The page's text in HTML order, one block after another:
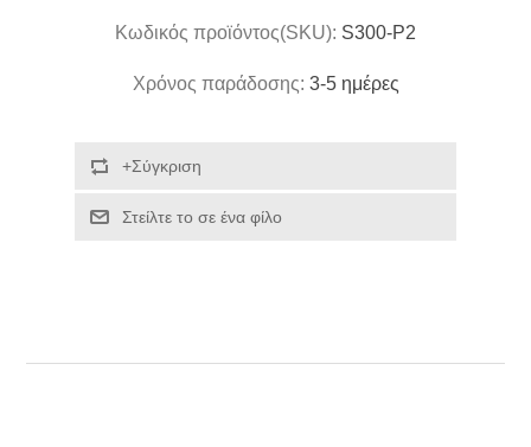
Κωδικός προϊόντος(SKU): S300-P2
Χρόνος παράδοσης: 3-5 ημέρες